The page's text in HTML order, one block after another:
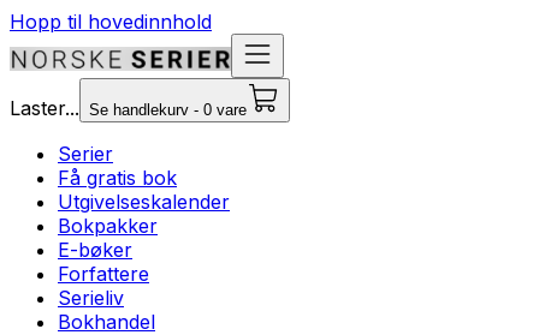
Hopp til hovedinnhold
Laster... Se handlekurv - 0 vare
Serier
Få gratis bok
Utgivelseskalender
Bokpakker
E-bøker
Forfattere
Serieliv
Bokhandel